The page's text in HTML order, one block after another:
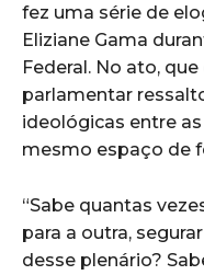
fez uma série de
Eliziane Gama
Federal. No ato,
parlamentar
ideológicas entre
mesmo espaço de
“Sabe quantas
para a outra,
desse plenário?